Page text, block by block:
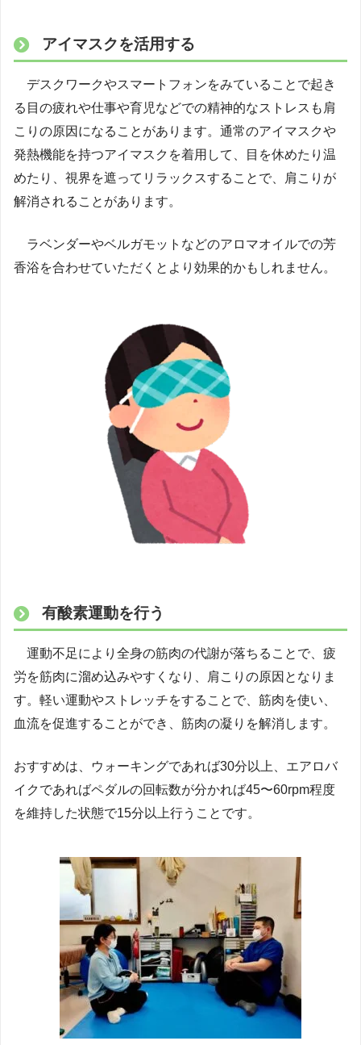
アイマスクを活用する
デスクワークやスマートフォンをみていることで起き
る目の疲れや仕事や育児などでの精神的なストレスも肩
こりの原因になることがあります。通常のアイマスクや
発熱機能を持つアイマスクを着用して、目を休めたり温
めたり、視界を遮ってリラックスすることで、肩こりが
解消されることがあります。
ラベンダーやベルガモットなどのアロマオイルでの芳
香浴を合わせていただくとより効果的かもしれません。
有酸素運動を行う
運動不足により全身の筋肉の代謝が落ちることで、疲
労を筋肉に溜め込みやすくなり、肩こりの原因となりま
す。軽い運動やストレッチをすることで、筋肉を使い、
血流を促進することができ、筋肉の凝りを解消します。
おすすめは、ウォーキングであれば30分以上、エアロバ
イクであればペダルの回転数が分かれば45〜60rpm程度
を維持した状態で15分以上行うことです。